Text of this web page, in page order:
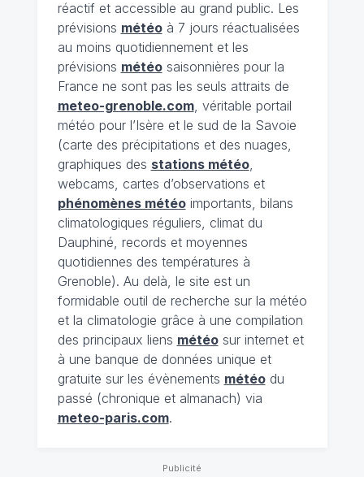
réactif et accessible au grand public. Les
prévisions météoà 7 jours réactualisées
au moins quotidiennement et les
prévisions météosaisonnières pour la
France ne sont pas les seuls attraits de
meteo-grenoble.com, véritable portail
météo pour l’Isère et le sud de la Savoie
(carte des précipitations et des nuages,
graphiques des stations météo,
webcams, cartes d’observations et
phénomènes météoimportants, bilans
climatologiques réguliers, climat du
Dauphiné, records et moyennes
quotidiennes des températures à
Grenoble). Au delà, le site est un
formidable outil de recherche sur la météo
et la climatologie grâce à une compilation
des principaux liens météosur internet et
à une banque de données unique et
gratuite sur les évènements météodu
passé (chronique et almanach) via
meteo-paris.com.